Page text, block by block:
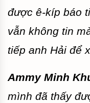
được ê-kíp báo
vẫn không tin
tiếp anh Hải để
Ammy Minh
mình đã thấy